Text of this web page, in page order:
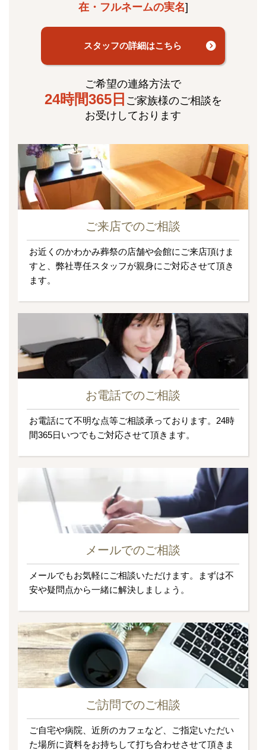
在・フルネームの実名]
スタッフの詳細はこちら
ご希望の連絡方法で
24時間365日 ご家族様のご相談を
お受けしております
ご来店でのご相談
お近くのかわかみ葬祭の店舗や会館にご来店頂けま
すと、弊社専任スタッフが親身にご対応させて頂き
ます。
お電話でのご相談
お電話にて不明な点等ご相談承っております。24時
間365日いつでもご対応させて頂きます。
メールでのご相談
メールでもお気軽にご相談いただけます。まずは不
安や疑問点から一緒に解決しましょう。
ご訪問でのご相談
ご自宅や病院、近所のカフェなど、ご指定いただい
た場所に資料をお持ちして打ち合わせさせて頂きま